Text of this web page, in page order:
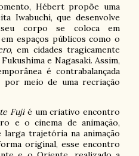
Hébert propõe uma
Iwabuchi, que desenvolve
corpo se coloca em
espaços públicos como o
, em cidades tragicamente
e Nagasaki. Assim,
é contrabalançada
por meio de uma recriação
Fujié um criativo encontro
e o cinema de animação,
trajetória na animação
original, esse encontro